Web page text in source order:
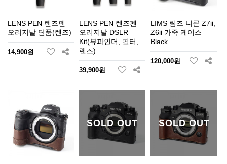
LENS PEN 렌즈펜
오리지날 단품(렌즈)
14,900원
LENS PEN 렌즈펜
오리지날 DSLR
Kit(뷰파인더, 필터,
렌즈)
39,900원
LIMS 림즈 니콘 Z7ii,
Z6ii 가죽 케이스
Black
120,000원
SOLD OUT SOLD OUT